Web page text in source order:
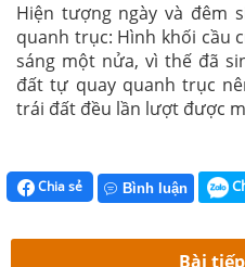
Hiện tượng ngày và đêm
quanh trục: Hình khối cầu
sáng một nửa, vì thế đã
đất tự quay quanh trục
trái đất đều lần lượt được
Chia sẻ Bình luận
Bài